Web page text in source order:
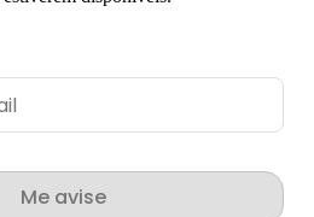
Me avise